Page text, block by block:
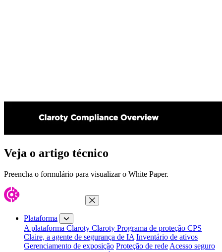
Veja o artigo técnico
Preencha o formulário para visualizar o White Paper.
Fechar menu
Plataforma
A plataforma Claroty Claroty Programa de proteção CPS
Claire, a agente de segurança de IA Inventário de ativos
Gerenciamento de exposição Proteção de rede Acesso seguro